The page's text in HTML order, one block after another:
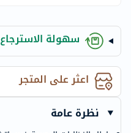
سهولة الاسترجاع
اعثر على المتجر
نظرة عامة